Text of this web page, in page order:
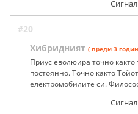
#20
Хибридният ( преди 3
Приус еволюира точно
постоянно. Точно както
електромобилите си.